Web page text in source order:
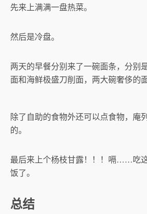
先来上满满一盘热菜。
然后是冷盘。
两天的早餐分别来了一碗面条，分别
面和海鲜极盛刀削面，两大碗奢侈的
除了自助的食物外还可以点食物，庵
的。
最后来上个杨枝甘露！！！嗝……吃
饭了。
总结